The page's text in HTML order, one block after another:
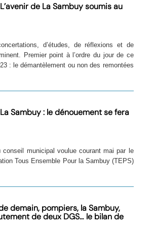
L’avenir de La Sambuy soumis au
d’études, de réflexions et de
Premier point à l’ordre du jour de ce
: le démantèlement ou non des remontées
La Sambuy : le dénouement se fera
conseil municipal voulue courant mai par le
Tous Ensemble Pour la Sambuy (TEPS)
demain, pompiers, la Sambuy,
de deux DGS… le bilan de